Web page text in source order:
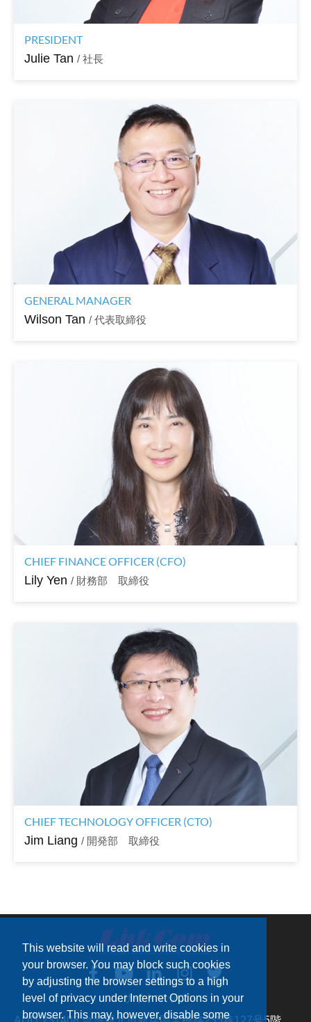
This website will read and write cookies in
your browser. You may block such cookies
by adjusting the browser settings to a high
level of privacy under Internet Options in your
browser. This may, however, disable some
PRESIDENT
Julie Tan / 社長
GENERAL MANAGER
Wilson Tan / 代表取締役
CHIEF FINANCE OFFICER (CFO)
Lily Yen / 財務部 取締役
CHIEF TECHNOLOGY OFFICER (CTO)
Jim Liang / 開発部 取締役
サイトマップ